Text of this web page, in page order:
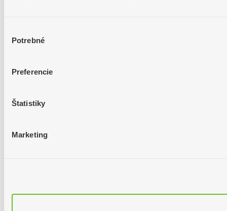
súhlasu
Potrebné
Preferencie
Štatistiky
Marketing